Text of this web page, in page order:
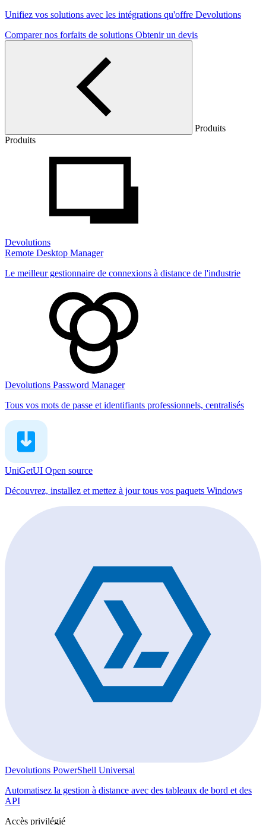
Unifiez vos solutions avec les intégrations qu'offre Devolutions
Comparer nos forfaits de solutions Obtenir un devis
Produits
Produits
Devolutions
Remote Desktop Manager
Le meilleur gestionnaire de connexions à distance de l'industrie
Devolutions Password Manager
Tous vos mots de passe et identifiants professionnels, centralisés
UniGetUI Open source
Découvrez, installez et mettez à jour tous vos paquets Windows
Devolutions PowerShell Universal
Automatisez la gestion à distance avec des tableaux de bord et des
API
Accès privilégié